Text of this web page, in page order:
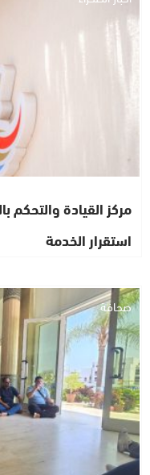
مركز القيادة والتحكم
استقرار الخدمة
صحافة